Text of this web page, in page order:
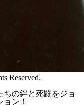
Reserved.
ちの絆と死闘をジョ
ン！